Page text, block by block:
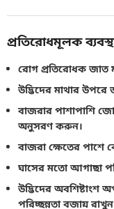
প্রতিরোধমূলক
রোগ প্রতিরোধক
উদ্ভিদের মাথার
বাজরার পাশাপাশি
অনুসরণ করুন।
বাজরা ক্ষেতের পাশে
ঘাসের মতো আগাছা
উদ্ভিদের অবশিষ্টাংশ
পরিচ্ছন্নতা বজায়